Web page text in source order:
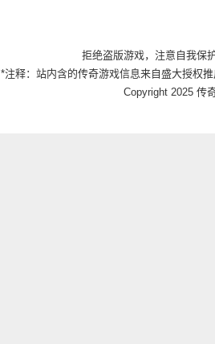
拒绝盗版游戏，注意自我保
*注释：站内含的传奇游戏信息来自盛大授权
Copyright 2025 传